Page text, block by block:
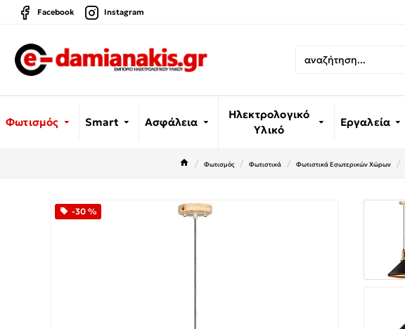
Facebook Instagram
Φωτισμός Smart Ασφάλεια
Ηλεκτρολογικό
Υλικό
Εργαλεία
Φωτισμός Φωτιστικά Φωτιστικά Εσωτερικών Χώρων
-30 %